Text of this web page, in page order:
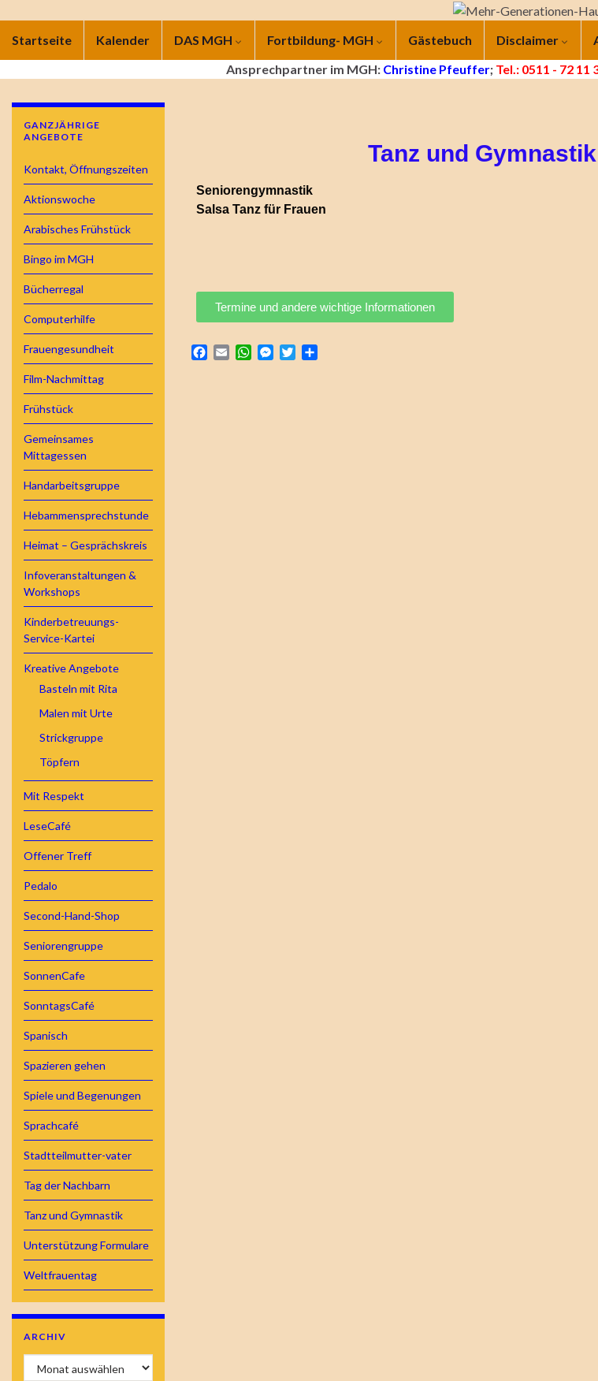
Startseite Kalender DAS MGH Fortbildung- MGH Gästebuch Disclaimer
Ansprechpartner im MGH: Christine Pfeuffer; Tel.: 0511 - 72 11
GANZJÄHRIGE
ANGEBOTE
Kontakt, Öffnungszeiten
Aktionswoche
Arabisches Frühstück
Bingo im MGH
Bücherregal
Computerhilfe
Frauengesundheit
Film-Nachmittag
Frühstück
Gemeinsames
Mittagessen
Handarbeitsgruppe
Hebammensprechstunde
Heimat – Gesprächskreis
Infoveranstaltungen &
Workshops
Kinderbetreuungs-
Service-Kartei
Kreative Angebote
Basteln mit Rita
Malen mit Urte
Strickgruppe
Töpfern
Mit Respekt
LeseCafé
Offener Treff
Pedalo
Second-Hand-Shop
Seniorengruppe
SonnenCafe
SonntagsCafé
Spanisch
Spazieren gehen
Spiele und Begenungen
Sprachcafé
Stadtteilmutter-vater
Tag der Nachbarn
Tanz und Gymnastik
Unterstützung Formulare
Weltfrauentag
ARCHIV
Tanz und
Seniorengymnastik
Salsa Tanz für Frauen
Termine und andere wichtige Informationen
Facebook
Email WhatsApp
Messenger
Twitter